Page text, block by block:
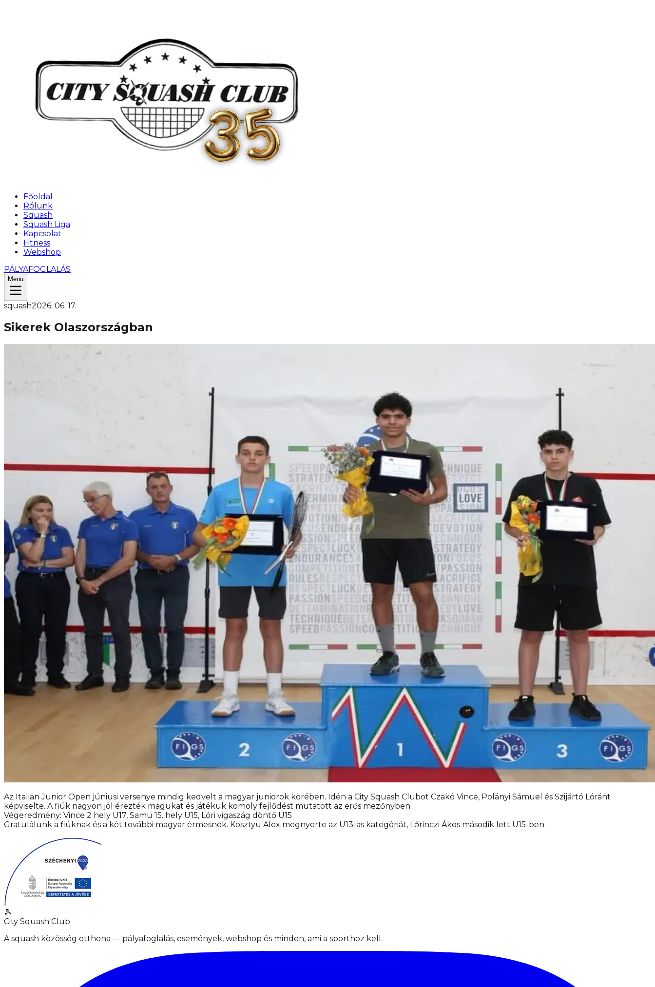
Főoldal
Rólunk
Squash
Squash Liga
Kapcsolat
Fitness
Webshop
PÁLYAFOGLALÁS
Menu
squash2026. 06. 17.
Sikerek Olaszországban
Az Italian Junior Open júniusi versenye mindig kedvelt a magyar juniorok körében. Idén a City Squash Clubot Czakó Vince, Polányi Sámuel és Szijártó Lóránt
képviselte. A fiúk nagyon jól érezték magukat és játékuk komoly fejlődést mutatott az erős mezőnyben.
Végeredmény: Vince 2 hely U17, Samu 15. hely U15, Lóri vigaszág döntő U15
Gratulálunk a fiúknak és a két további magyar érmesnek. Kosztyu Alex megnyerte az U13-as kategóriát, Lőrinczi Ákos második lett U15-ben.
🎾
City Squash Club
A squash közösség otthona — pályafoglalás, események, webshop és minden, ami a sporthoz kell.